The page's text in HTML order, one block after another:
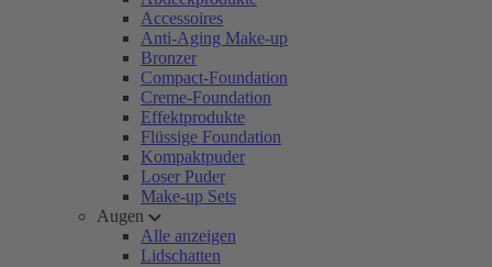
Accessoires
Anti-Aging Make-up
Bronzer
Compact-Foundation
Creme-Foundation
Effektprodukte
Flüssige Foundation
Kompaktpuder
Loser Puder
Make-up Sets
Augen
Alle anzeigen
Lidschatten